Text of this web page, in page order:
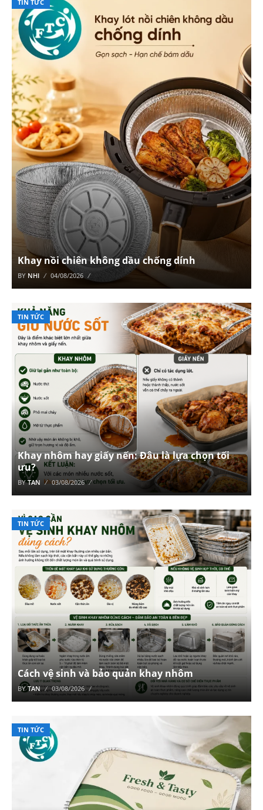
TIN TỨC
Khay nồi chiên không dầu chống dính
BY NHI 04/08/2026
TIN TỨC
Khay nhôm hay giấy nến: Đâu là lựa chọn tối
ưu?
BYTAN 03/08/2026
TIN TỨC
Cách vệ sinh và bảo quản khay nhôm
BYTAN 03/08/2026
TIN TỨC